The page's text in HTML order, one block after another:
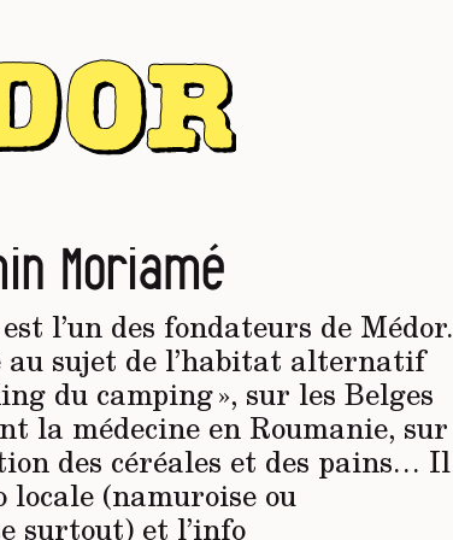
Moriamé
l’un des fondateurs de Médor.
sujet de l’habitat alternatif
du camping », sur les Belges
la médecine en Roumanie, sur
des céréales et des pains… Il
locale (namuroise ou
surtout) et l’info